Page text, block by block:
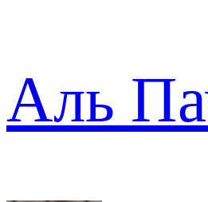
Аль